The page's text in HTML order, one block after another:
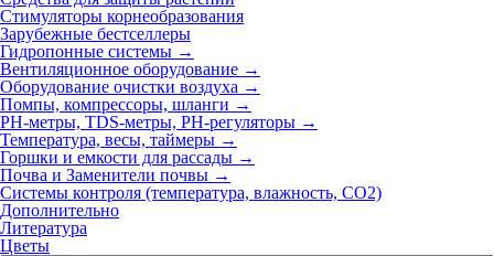
Стимуляторы корнеобразования
Зарубежные бестселлеры
Гидропонные системы →
Вентиляционное оборудование →
Оборудование очистки воздуха →
Помпы, компрессоры, шланги →
РН-метры, TDS-метры, РН-регуляторы →
Температура, весы, таймеры →
Горшки и емкости для рассады →
Почва и Заменители почвы →
Системы контроля (температура, влажность, СО2)
Дополнительно
Литература
Цветы